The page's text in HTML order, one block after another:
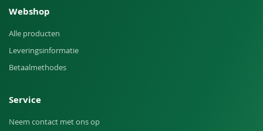
Webshop
Alle producten
Leveringsinformatie
Betaalmethodes
Service
Neem contact met ons op